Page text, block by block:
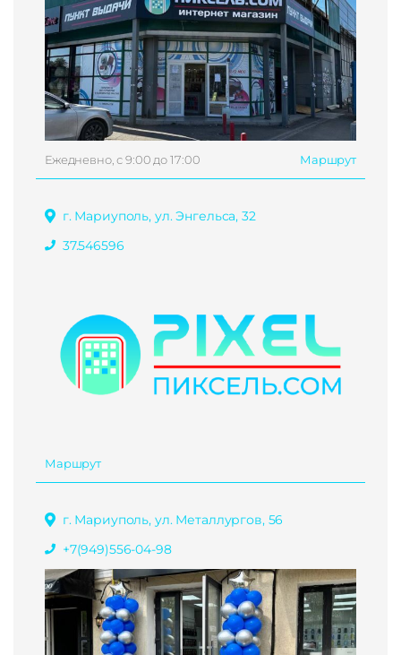
Ежедневно, с 9:00 до 17:00 Маршрут
г. Мариуполь, ул. Энгельса, 32
37.546596
Маршрут
г. Мариуполь, ул. Металлургов, 56
+7(949)556-04-98